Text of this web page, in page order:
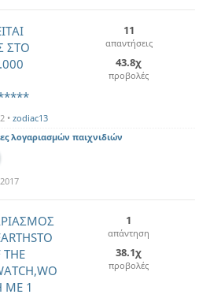
ΣΤΟ
• zodiac13
11
απαντήσεις
43.8χ
προβολές
λογαριασμών παιχνιδιών
THE
ΜΕ 1
1
απάντηση
38.1χ
προβολές